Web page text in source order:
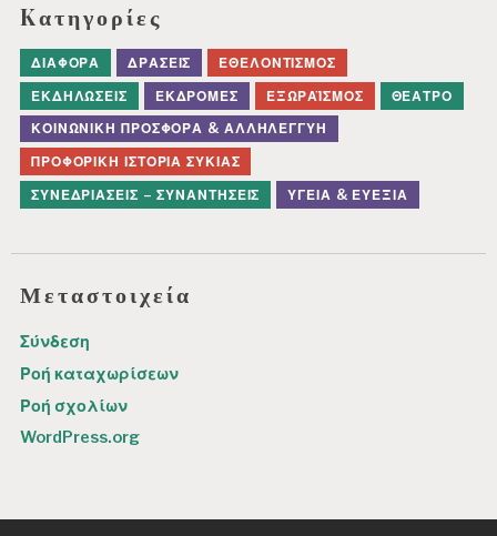
Kατηγορίες
ΔΙΆΦΟΡΑ ΔΡΆΣΕΙΣ
ΕΘΕΛΟΝΤΙΣΜΌΣ
ΕΚΔΗΛΏΣΕΙΣ
ΕΚΔΡΟΜΈΣ ΕΞΩΡΑΪΣΜΌΣ
ΘΈΑΤΡΟ
ΚΟΙΝΩΝΙΚΉ ΠΡΟΣΦΟΡΆ & ΑΛΛΗΛΕΓΓΎΗ
ΠΡΟΦΟΡΙΚΉ ΙΣΤΟΡΊΑ ΣΥΚΙΆΣ
ΣΥΝΕΔΡΙΆΣΕΙΣ – ΣΥΝΑΝΤΉΣΕΙΣ
ΥΓΕΊΑ & ΕΥΕΞΊΑ
Μεταστοιχεία
Σύνδεση
Ροή καταχωρίσεων
Ροή σχολίων
WordPress.org